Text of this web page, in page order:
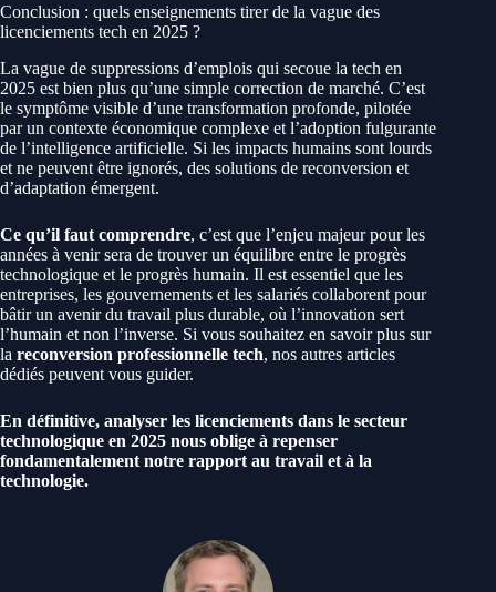
Conclusion : quels enseignements tirer de la vague des
licenciements tech en 2025 ?
La vague de suppressions d’emplois qui secoue la tech en
2025 est bien plus qu’une simple correction de marché. C’est
le symptôme visible d’une transformation profonde, pilotée
par un contexte économique complexe et l’adoption fulgurante
de l’intelligence artificielle. Si les impacts humains sont lourds
et ne peuvent être ignorés, des solutions de reconversion et
d’adaptation émergent.
Ce qu’il faut comprendre, c’est que l’enjeu majeur pour les
années à venir sera de trouver un équilibre entre le progrès
technologique et le progrès humain. Il est essentiel que les
entreprises, les gouvernements et les salariés collaborent pour
bâtir un avenir du travail plus durable, où l’innovation sert
l’humain et non l’inverse. Si vous souhaitez en savoir plus sur
la reconversion professionnelle tech, nos autres articles
dédiés peuvent vous guider.
En définitive, analyser les licenciements dans le secteur
technologique en 2025 nous oblige à repenser
fondamentalement notre rapport au travail et à la
technologie.